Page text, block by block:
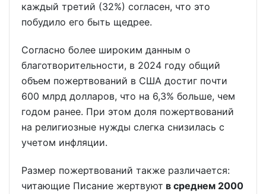
каждый третий (32%) согласен, что это
побудило его быть щедрее.
Согласно более широким данным о
благотворительности, в 2024 году общий
объем пожертвований в США достиг почти
600 млрд долларов, что на 6,3% больше, чем
годом ранее. При этом доля пожертвований
на религиозные нужды слегка снизилась с
учетом инфляции.
Размер пожертвований также различается:
читающие Писание жертвуют в среднем 2000